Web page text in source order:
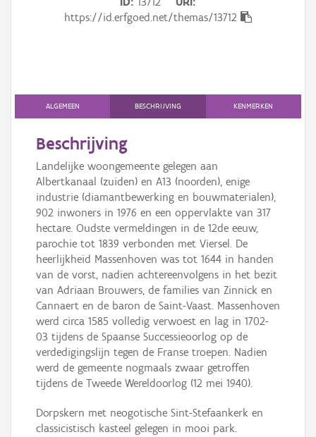
Persoon of collectief
Downloads
Hergebruik
Aanmelden
https://id.erfgoed.net/themas/13712
ALGEMEEN BESCHRIJVING KENMERKEN
Beschrijving
Landelijke woongemeente gelegen aan
Albertkanaal (zuiden) en A13 (noorden), enige
industrie (diamantbewerking en bouwmaterialen),
902 inwoners in 1976 en een oppervlakte van 317
hectare. Oudste vermeldingen in de 12de eeuw,
parochie tot 1839 verbonden met Viersel. De
heerlijkheid Massenhoven was tot 1644 in handen
van de vorst, nadien achtereenvolgens in het bezit
van Adriaan Brouwers, de families van Zinnick en
Cannaert en de baron de Saint-Vaast. Massenhoven
werd circa 1585 volledig verwoest en lag in 1702-
03 tijdens de Spaanse Successieoorlog op de
verdedigingslijn tegen de Franse troepen. Nadien
werd de gemeente nogmaals zwaar getroffen
tijdens de Tweede Wereldoorlog (12 mei 1940).
Dorpskern met neogotische Sint-Stefaankerk en
classicistisch kasteel gelegen in mooi park.